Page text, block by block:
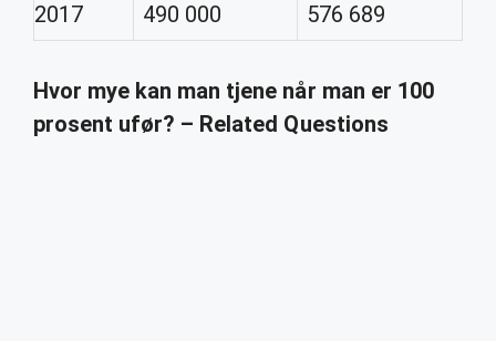
2017
490 000 576 689
Hvor mye kan man tjene når man er 100
prosent ufør? – Related Questions